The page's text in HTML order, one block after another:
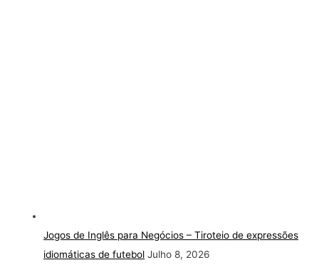
Jogos de Inglês para Negócios – Tiroteio de expressões
idiomáticas de futebol Julho 8, 2026